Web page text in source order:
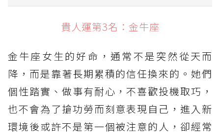
貴人運第3名：金牛座
貴人運第1名：天秤座
貴人運第3名：金牛座
金牛座女生的好命，通常不是突然從天而
降，而是靠著長期累積的信任換來的。她們
個性踏實、做事有耐心，不喜歡投機取巧，
也不會為了搶功勞而刻意表現自己，進入新
環境後或許不是第一個被注意的人，卻經常